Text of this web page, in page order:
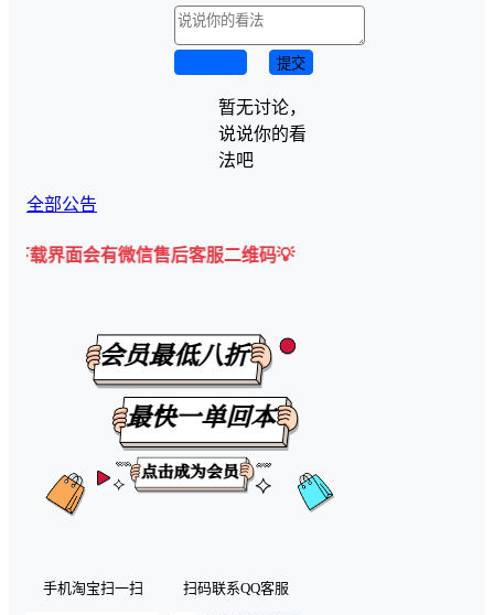
提交
暂无讨论，
说说你的看
法吧
全部公告
有微信售后客服二维码💡
手机淘宝扫一扫 扫码联系QQ客服